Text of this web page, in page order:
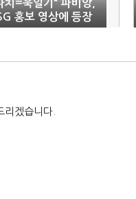
치=욱일기" 파비앙,
홍보 영상에 등장
'욱일기' 수정 요청
리겠습니다.